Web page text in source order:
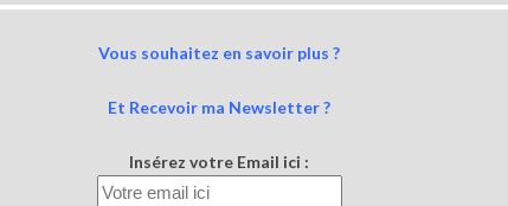
Vous souhaitez en savoir plus ?
Et Recevoir ma Newsletter ?
Insérez votre Email ici :